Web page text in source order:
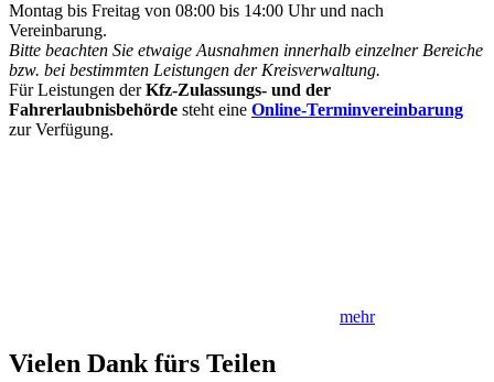
Montag bis Freitag von 08:00 bis 14:00 Uhr und nach
Vereinbarung.
Bitte beachten Sie etwaige Ausnahmen innerhalb einzelner Bereiche
bzw. bei bestimmten Leistungen der Kreisverwaltung.
Für Leistungen derKfz-Zulassungs- und der
Fahrerlaubnisbehörde steht eine Online-Terminvereinbarung
zur Verfügung.
mehr
Vielen Dank fürs Teilen